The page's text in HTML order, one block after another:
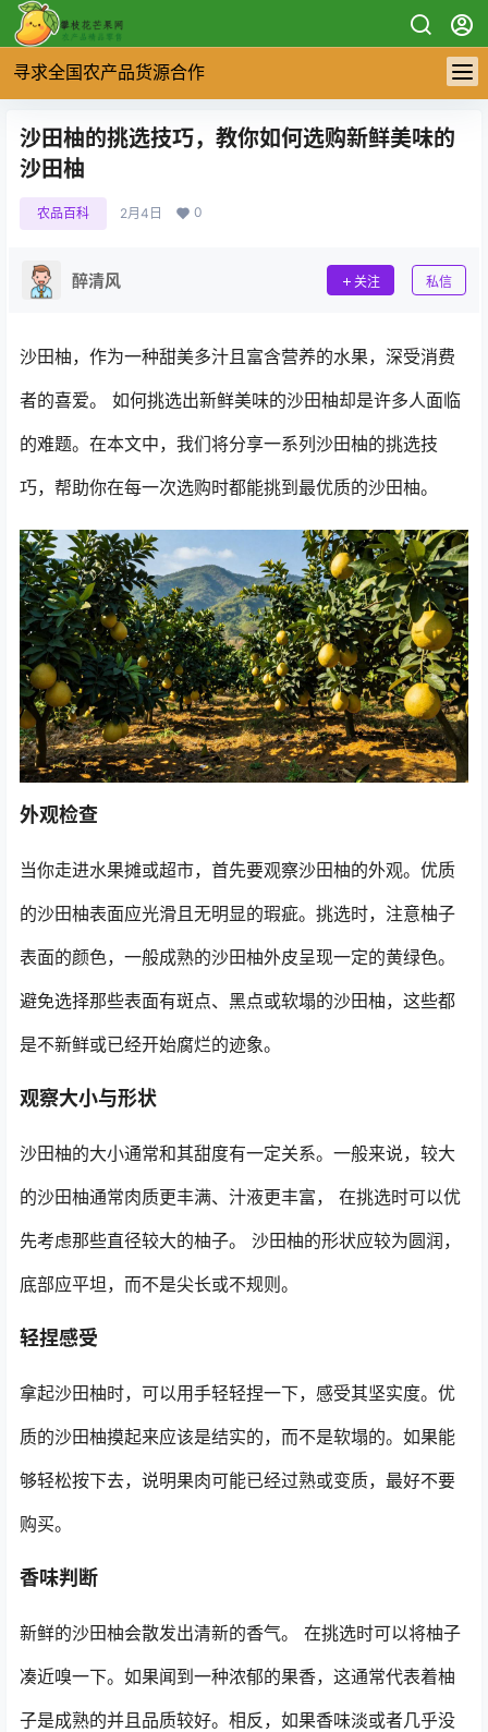
寻求全国农产品货源合作
沙田柚的挑选技巧，教你如何选购新鲜美味的
沙田柚
农品百科 2月4日 0
醉清风 关注 私信
沙田柚，作为一种甜美多汁且富含营养的水果，深受消费
者的喜爱。 如何挑选出新鲜美味的沙田柚却是许多人面临
的难题。在本文中，我们将分享一系列沙田柚的挑选技
巧，帮助你在每一次选购时都能挑到最优质的沙田柚。
外观检查
当你走进水果摊或超市，首先要观察沙田柚的外观。优质
的沙田柚表面应光滑且无明显的瑕疵。挑选时，注意柚子
表面的颜色，一般成熟的沙田柚外皮呈现一定的黄绿色。
避免选择那些表面有斑点、黑点或软塌的沙田柚，这些都
是不新鲜或已经开始腐烂的迹象。
观察大小与形状
沙田柚的大小通常和其甜度有一定关系。一般来说，较大
的沙田柚通常肉质更丰满、汁液更丰富， 在挑选时可以优
先考虑那些直径较大的柚子。 沙田柚的形状应较为圆润，
底部应平坦，而不是尖长或不规则。
轻捏感受
拿起沙田柚时，可以用手轻轻捏一下，感受其坚实度。优
质的沙田柚摸起来应该是结实的，而不是软塌的。如果能
够轻松按下去，说明果肉可能已经过熟或变质，最好不要
购买。
香味判断
新鲜的沙田柚会散发出清新的香气。 在挑选时可以将柚子
凑近嗅一下。如果闻到一种浓郁的果香，这通常代表着柚
子是成熟的并且品质较好。相反，如果香味淡或者几乎没